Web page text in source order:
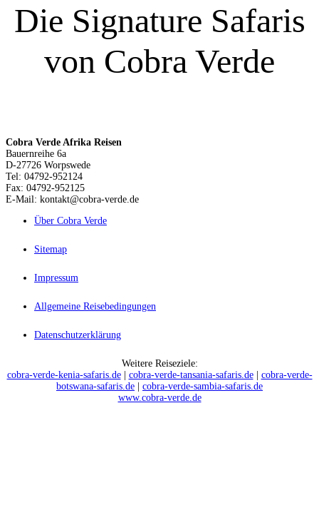
Die Signature Safaris
von Cobra Verde
Cobra Verde Afrika Reisen
Bauernreihe 6a
D-27726 Worpswede
Tel: 04792-952124
Fax: 04792-952125
E-Mail: kontakt@cobra-verde.de
Über Cobra Verde
Sitemap
Impressum
Allgemeine Reisebedingungen
Datenschutzerklärung
Weitere Reiseziele:
cobra-verde-kenia-safaris.de| cobra-verde-tansania-safaris.de| cobra-verde-
botswana-safaris.de
cobra-verde-sambia-safaris.de
www.cobra-verde.de